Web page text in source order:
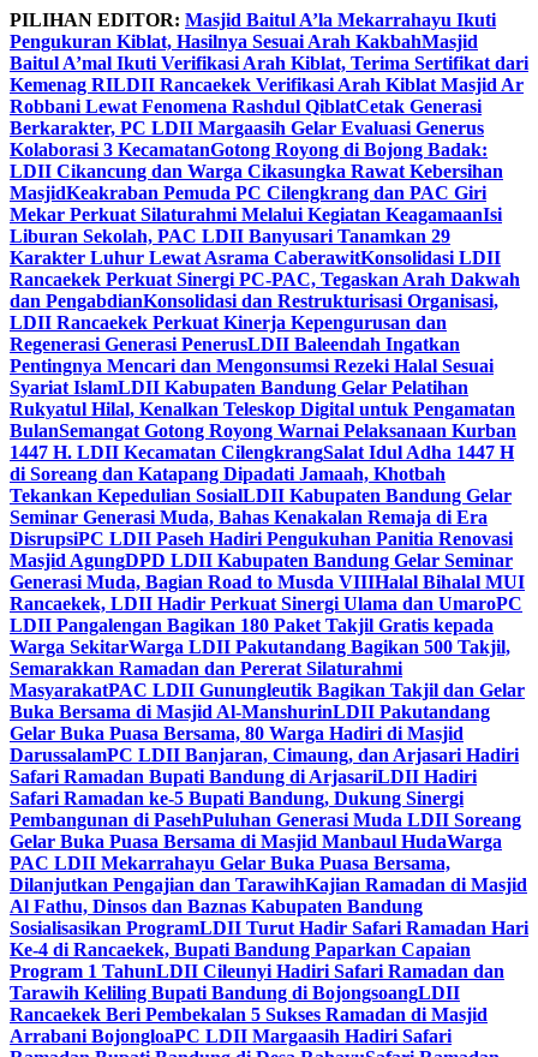
Skip
to
content
PILIHAN EDITOR: Masjid Baitul A’la Mekarrahayu Ikuti
Pengukuran Kiblat, Hasilnya Sesuai Arah KakbahMasjid
Baitul A’mal Ikuti Verifikasi Arah Kiblat, Terima Sertifikat dari
Kemenag RILDII Rancaekek Verifikasi Arah Kiblat Masjid Ar
Robbani Lewat Fenomena Rashdul QiblatCetak Generasi
Berkarakter, PC LDII Margaasih Gelar Evaluasi Generus
Kolaborasi 3 KecamatanGotong Royong di Bojong Badak:
LDII Cikancung dan Warga Cikasungka Rawat Kebersihan
MasjidKeakraban Pemuda PC Cilengkrang dan PAC Giri
Mekar Perkuat Silaturahmi Melalui Kegiatan KeagamaanIsi
Liburan Sekolah, PAC LDII Banyusari Tanamkan 29
Karakter Luhur Lewat Asrama CaberawitKonsolidasi LDII
Rancaekek Perkuat Sinergi PC-PAC, Tegaskan Arah Dakwah
dan PengabdianKonsolidasi dan Restrukturisasi Organisasi,
LDII Rancaekek Perkuat Kinerja Kepengurusan dan
Regenerasi Generasi PenerusLDII Baleendah Ingatkan
Pentingnya Mencari dan Mengonsumsi Rezeki Halal Sesuai
Syariat IslamLDII Kabupaten Bandung Gelar Pelatihan
Rukyatul Hilal, Kenalkan Teleskop Digital untuk Pengamatan
BulanSemangat Gotong Royong Warnai Pelaksanaan Kurban
1447 H. LDII Kecamatan CilengkrangSalat Idul Adha 1447 H
di Soreang dan Katapang Dipadati Jamaah, Khotbah
Tekankan Kepedulian SosialLDII Kabupaten Bandung Gelar
Seminar Generasi Muda, Bahas Kenakalan Remaja di Era
DisrupsiPC LDII Paseh Hadiri Pengukuhan Panitia Renovasi
Masjid AgungDPD LDII Kabupaten Bandung Gelar Seminar
Generasi Muda, Bagian Road to Musda VIIIHalal Bihalal MUI
Rancaekek, LDII Hadir Perkuat Sinergi Ulama dan UmaroPC
LDII Pangalengan Bagikan 180 Paket Takjil Gratis kepada
Warga SekitarWarga LDII Pakutandang Bagikan 500 Takjil,
Semarakkan Ramadan dan Pererat Silaturahmi
MasyarakatPAC LDII Gunungleutik Bagikan Takjil dan Gelar
Buka Bersama di Masjid Al-ManshurinLDII Pakutandang
Gelar Buka Puasa Bersama, 80 Warga Hadiri di Masjid
DarussalamPC LDII Banjaran, Cimaung, dan Arjasari Hadiri
Safari Ramadan Bupati Bandung di ArjasariLDII Hadiri
Safari Ramadan ke-5 Bupati Bandung, Dukung Sinergi
Pembangunan di PasehPuluhan Generasi Muda LDII Soreang
Gelar Buka Puasa Bersama di Masjid Manbaul HudaWarga
PAC LDII Mekarrahayu Gelar Buka Puasa Bersama,
Dilanjutkan Pengajian dan TarawihKajian Ramadan di Masjid
Al Fathu, Dinsos dan Baznas Kabupaten Bandung
Sosialisasikan ProgramLDII Turut Hadir Safari Ramadan Hari
Ke-4 di Rancaekek, Bupati Bandung Paparkan Capaian
Program 1 TahunLDII Cileunyi Hadiri Safari Ramadan dan
Tarawih Keliling Bupati Bandung di BojongsoangLDII
Rancaekek Beri Pembekalan 5 Sukses Ramadan di Masjid
Arrabani BojongloaPC LDII Margaasih Hadiri Safari